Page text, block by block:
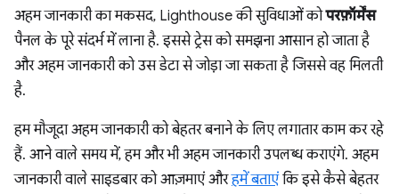
अहम जानकारी का मकसद, Lighthouse की सुविधाओं कोपरफ़ॉर्मेंस
पैनल के पूरे संदर्भ में लाना है. इससे ट्रेस को समझना आसान हो जाता है
और अहम जानकारी को उस डेटा से जोड़ा जा सकता है जिससे वह मिलती
है.
हम मौजूदा अहम जानकारी को बेहतर बनाने के लिए लगातार काम कर रहे
हैं. आने वाले समय में, हम और भी अहम जानकारी उपलब्ध कराएंगे. अहम
जानकारी वाले साइडबार को आज़माएं औरहमें बताएंकि इसे कैसे बेहतर